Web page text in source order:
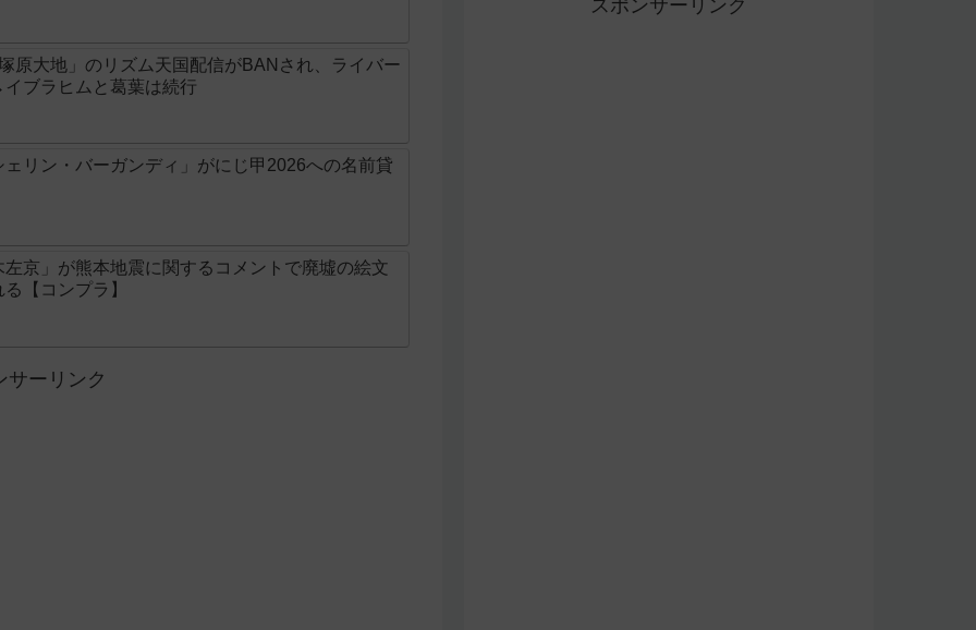
原大地」のリズム天国配信がBANされ、ライバー
ブラヒムと葛葉は続行
リン・バーガンディ」がにじ甲2026への名前貸
京」が熊本地震に関するコメントで廃墟の絵文
【コンプラ】
サーリンク
スポンサーリンク